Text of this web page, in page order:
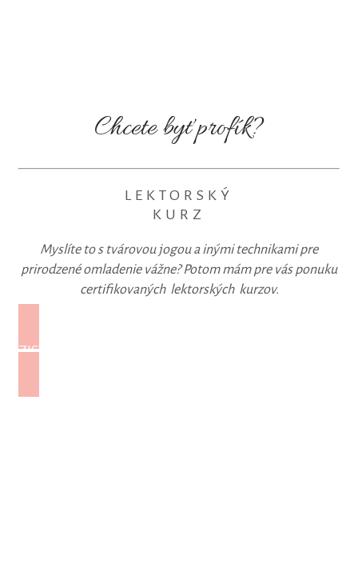
Chcete byť profík?
LEKTORSKÝ
KURZ
Myslíte to s tvárovou jogou a inými technikami pre
prirodzené omladenie vážne? Potom mám pre vás ponuku
certifikovaných lektorských kurzov.
ZISTIŤ VIAC